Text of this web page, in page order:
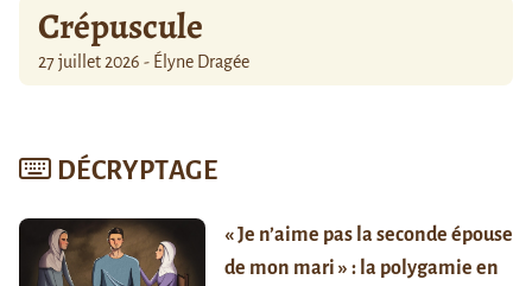
Crépuscule
27 juillet 2026 - Élyne Dragée
DÉCRYPTAGE
« Je n’aime pas la seconde épouse
de mon mari » : la polygamie en